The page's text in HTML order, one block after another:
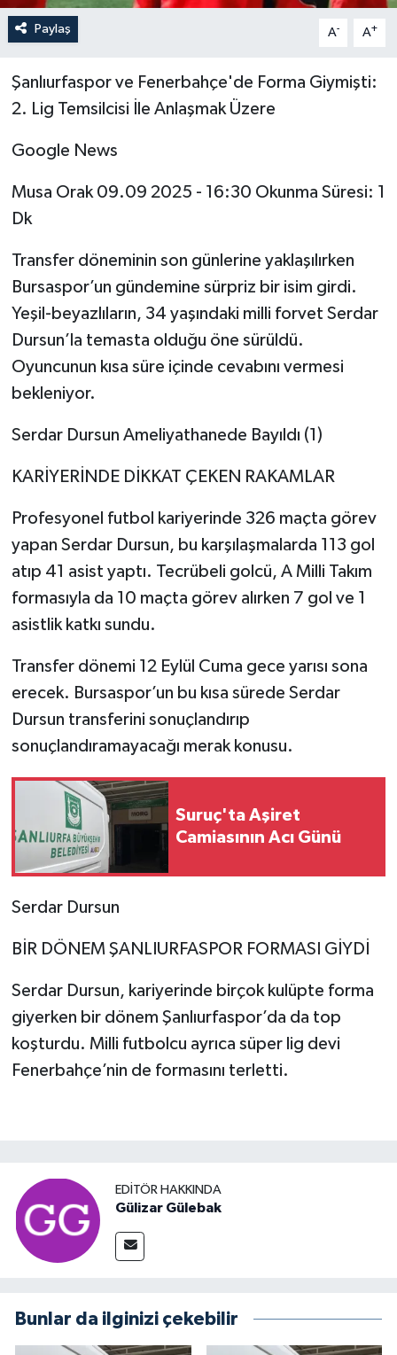
Paylaş A- A+
Şanlıurfaspor ve Fenerbahçe'de Forma Giymişti:
2. Lig Temsilcisi İle Anlaşmak Üzere
Google News
Musa Orak 09.09 2025 - 16:30 Okunma Süresi: 1
Dk
Transfer döneminin son günlerine yaklaşılırken
Bursaspor’un gündemine sürpriz bir isim girdi.
Yeşil-beyazlıların, 34 yaşındaki milli forvet Serdar
Dursun’la temasta olduğu öne sürüldü.
Oyuncunun kısa süre içinde cevabını vermesi
bekleniyor.
Serdar Dursun Ameliyathanede Bayıldı (1)
KARİYERİNDE DİKKAT ÇEKEN RAKAMLAR
Profesyonel futbol kariyerinde 326 maçta görev
yapan Serdar Dursun, bu karşılaşmalarda 113 gol
atıp 41 asist yaptı. Tecrübeli golcü, A Milli Takım
formasıyla da 10 maçta görev alırken 7 gol ve 1
asistlik katkı sundu.
Transfer dönemi 12 Eylül Cuma gece yarısı sona
erecek. Bursaspor’un bu kısa sürede Serdar
Dursun transferini sonuçlandırıp
sonuçlandıramayacağı merak konusu.
Suruç'ta Aşiret
Camiasının Acı Günü
Serdar Dursun
BİR DÖNEM ŞANLIURFASPOR FORMASI GİYDİ
Serdar Dursun, kariyerinde birçok kulüpte forma
giyerken bir dönem Şanlıurfaspor’da da top
koşturdu. Milli futbolcu ayrıca süper lig devi
Fenerbahçe’nin de formasını terletti.
EDITÖR HAKKINDA
Gülizar Gülebak
Bunlar da ilginizi çekebilir